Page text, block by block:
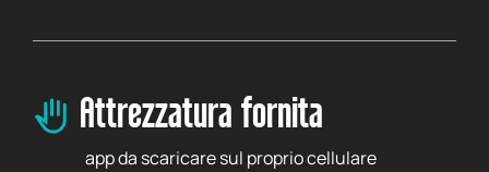
Attrezzatura fornita
app da scaricare sul proprio cellulare